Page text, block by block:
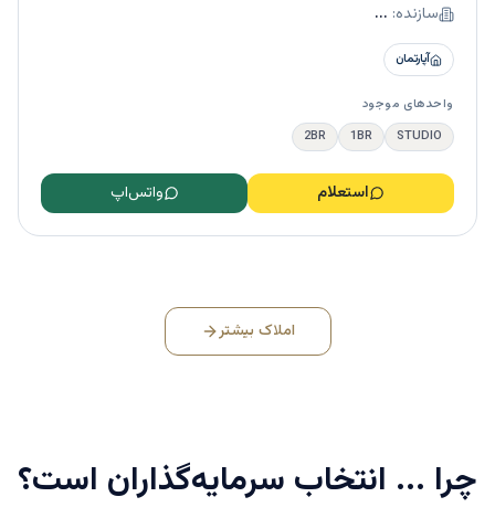
سازنده: ...
آپارتمان
واحدهای موجود
STUDIO
1BR
2BR
استعلام واتس‌اپ
املاک بیشتر
چرا ... انتخاب سرمایه‌گذاران است؟